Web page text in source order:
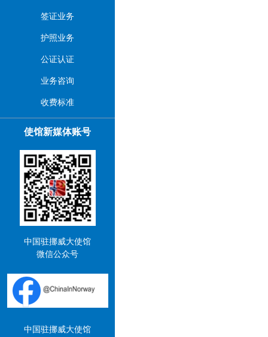
签证业务
护照业务
公证认证
业务咨询
收费标准
使馆新媒体账号
中国驻挪威大使馆
微信公众号
中国驻挪威大使馆